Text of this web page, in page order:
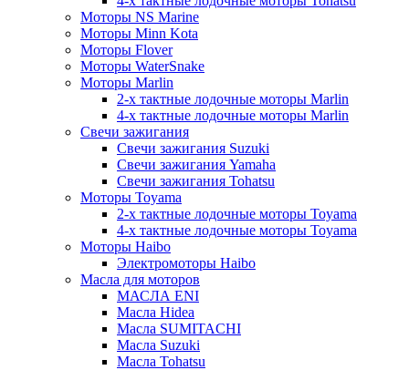
Моторы NS Marine
Моторы Minn Kota
Моторы Flover
Моторы WaterSnake
Моторы Marlin
2-х тактные лодочные моторы Marlin
4-х тактные лодочные моторы Marlin
Свечи зажигания
Свечи зажигания Suzuki
Свечи зажигания Yamaha
Свечи зажигания Tohatsu
Моторы Toyama
2-х тактные лодочные моторы Toyama
4-х тактные лодочные моторы Toyama
Моторы Haibo
Электромоторы Haibo
Масла для моторов
МАСЛА ENI
Масла Hidea
Масла SUMITACHI
Масла Suzuki
Масла Tohatsu